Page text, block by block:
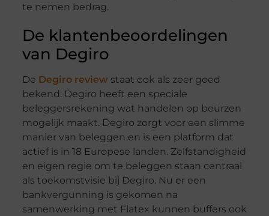
te nemen bedrag.
De klantenbeoordelingen
van Degiro
De Degiro review staat ook als zeer goed
bekend. Degiro heeft een speciale
beleggersrekening wat handelen op beurzen
mogelijk maakt. Degiro zorgt voor een slimme
manier van beleggen en is een platform dat
actief is in 18 Europese landen. Zelfstandigheid
en eigen regie om te beleggen staan centraal
als toekomstvisie bij Degiro. Nu er een
bankvergunning is gekomen na
samenwerking met Flatex kunnen buffers ook